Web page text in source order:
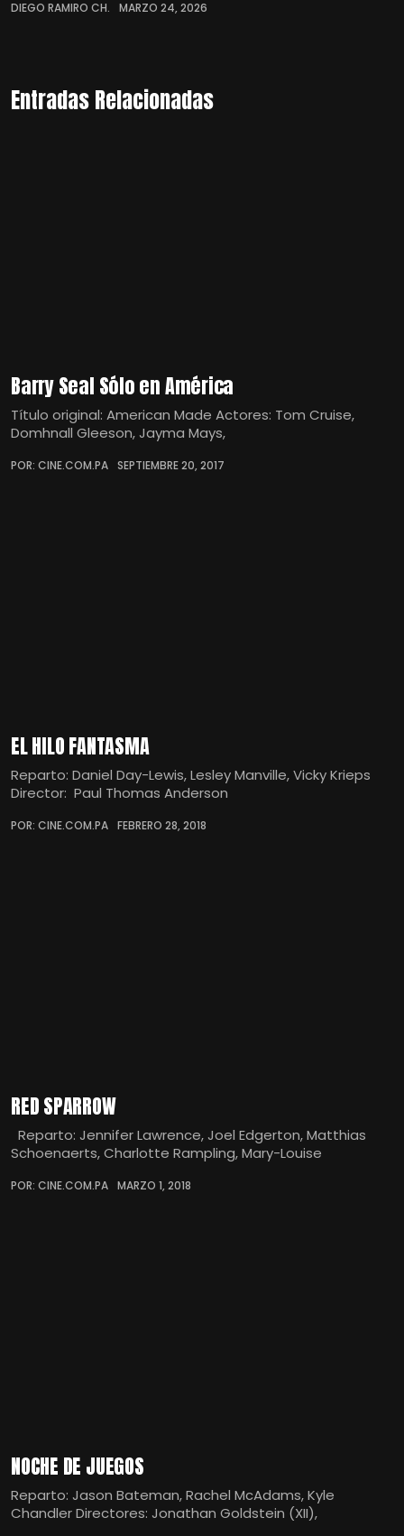
DIEGO RAMIRO CH. MARZO 24, 2026
Entradas Relacionadas
Barry Seal Sólo en América
Título original: American Made Actores: Tom Cruise,
Domhnall Gleeson, Jayma Mays,
POR: CINE.COM.PA SEPTIEMBRE 20, 2017
EL HILO FANTASMA
Reparto: Daniel Day-Lewis, Lesley Manville, Vicky Krieps
Director: Paul Thomas Anderson
POR: CINE.COM.PA FEBRERO 28, 2018
RED SPARROW
Reparto: Jennifer Lawrence, Joel Edgerton, Matthias
Schoenaerts, Charlotte Rampling, Mary-Louise
POR: CINE.COM.PA MARZO 1, 2018
NOCHE DE JUEGOS
Reparto: Jason Bateman, Rachel McAdams, Kyle
Chandler Directores: Jonathan Goldstein (XII),